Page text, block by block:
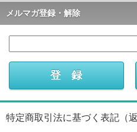
メルマガ登録・解除
特定商取引法に基づく表記（返